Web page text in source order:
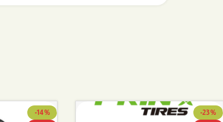
-23%
-14%